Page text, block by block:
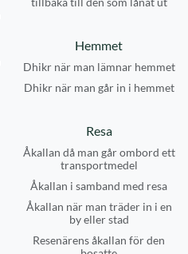
Hemmet
Dhikr när man lämnar hemmet
Dhikr när man går in i hemmet
Resa
Åkallan då man går ombord ett
transportmedel
Åkallan i samband med resa
Åkallan när man träder in i en
by eller stad
Resenärens åkallan för den